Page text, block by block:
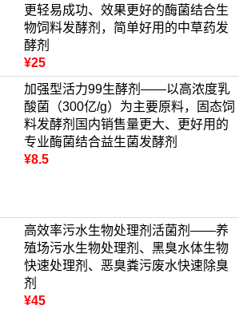
更轻易成功、效果更好的酶菌结合生
物饲料发酵剂，简单好用的中草药发
酵剂
¥25
加强型活力99生酵剂——以高浓度乳
酸菌（300亿/g）为主要原料，固态饲
料发酵剂国内销售量更大、更好用的
专业酶菌结合益生菌发酵剂
¥8.5
高效率污水生物处理剂活菌剂——养
殖场污水生物处理剂、黑臭水体生物
快速处理剂、恶臭粪污废水快速除臭
剂
¥45